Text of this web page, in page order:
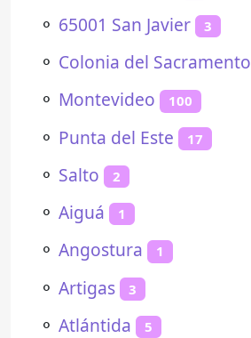
⚬ 65001 San Javier 3
⚬ Colonia del Sacramento
⚬ Montevideo 100
⚬ Punta del Este 17
⚬ Salto 2
⚬ Aiguá 1
⚬ Angostura 1
⚬ Artigas 3
⚬ Atlántida 5